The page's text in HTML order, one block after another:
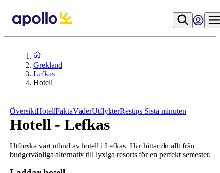
Grekland
Lefkas
Hotell
ÖversiktHotellFaktaVäderUtflykterRestips Sista minuten
Hotell - Lefkas
Utforska vårt utbud av hotell i Lefkas. Här hittar du allt från
budgetvänliga alternativ till lyxiga resorts för en perfekt semester.